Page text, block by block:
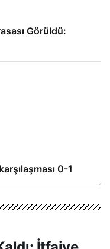
Görüldü:
0-1